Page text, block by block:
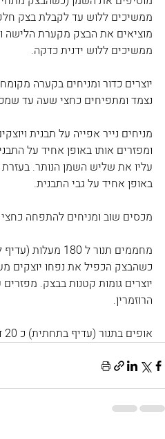
ממשיכים ללוש עד לקבלת בצק
מוציאים את הבצק מקערת הלישה
ממשיכים ללוש ידנית כדקה.
יוצרים כדור ומניחים בקערה
נצמד ומתפיחים כחצי שעה עד
מניחים נייר אפייה על תבנית
ומפזרים אותו באופן אחיד על
עליו את שליש השמן הנותר.
באופן אחיד על גבי התבנית.
מכסים שוב ומניחים להתפחה
מחממים תנור ל 180 מעלות (עדיף ללא אוורור)
כשהבצק הכפיל את נפחו יוצקים
יוצרים גומות קטנות בבצק.
הרוזמרין.
אופים בתנור (עדיף בתחתית) כ 20 דקות.